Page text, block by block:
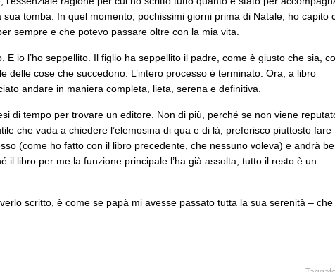
sua tomba. In quel momento, pochissimi giorni prima di Natale, ho capito
sempre e che potevo passare oltre con la mia vita.
E io l’ho seppellito. Il figlio ha seppellito il padre, come è giusto che sia,
delle cose che succedono. L’intero processo è terminato. Ora, a libro
andare in maniera completa, lieta, serena e definitiva.
di tempo per trovare un editore. Non di più, perché se non viene
che vada a chiedere l’elemosina di qua e di là, preferisco piuttosto fare
(come ho fatto con il libro precedente, che nessuno voleva) e andrà
il libro per me la funzione principale l’ha già assolta, tutto il resto è un
scritto, è come se papà mi avesse passato tutta la sua serenità – che